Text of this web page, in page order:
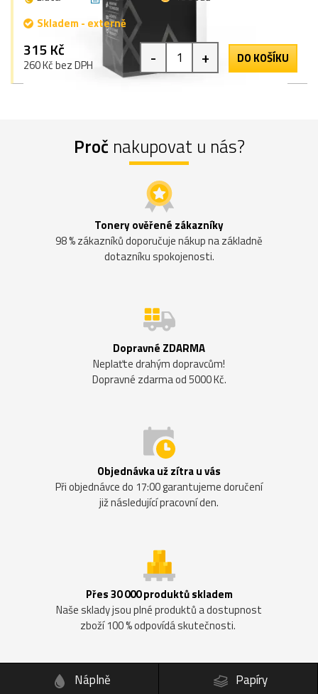
Skladem - externě
315 Kč
260 Kč bez DPH - + DO KOŠÍKU
Proč nakupovat u nás?
Tonery ověřené zákazníky
98 % zákazníků doporučuje nákup na základně
dotazníku spokojenosti.
Dopravné ZDARMA
Neplaťte drahým dopravcům!
Dopravné zdarma od 5000 Kč.
Objednávka už zítra u vás
Při objednávce do 17:00 garantujeme doručení
již následující pracovní den.
Přes 30 000 produktů skladem
Naše sklady jsou plné produktů a dostupnost
zboží 100 % odpovídá skutečnosti.
Náplně
Papíry